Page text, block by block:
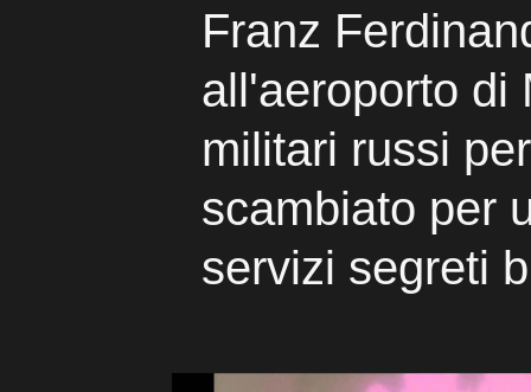
Franz
all'aeroporto di
militari russi
scambiato per
servizi segreti